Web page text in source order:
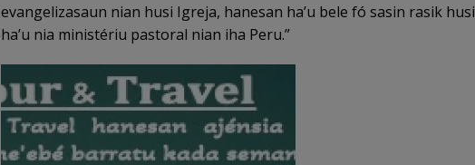
evangelizasaun nian husi Igreja, hanesan ha’u bele fó sasin rasik husi
ha’u nia ministériu pastoral nian iha Peru.”